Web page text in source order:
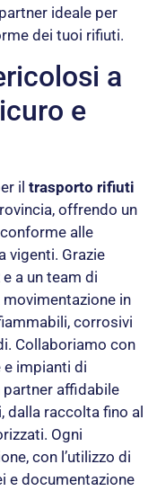
ideale per
dei tuoi rifiuti.
a
e
il trasporto rifiuti
offrendo un
alle
vigenti. Grazie
a un team di
in
corrosivi
Collaboriamo con
e impianti di
affidabile
dalla raccolta fino al
Ogni
con l’utilizzo di
e documentazione